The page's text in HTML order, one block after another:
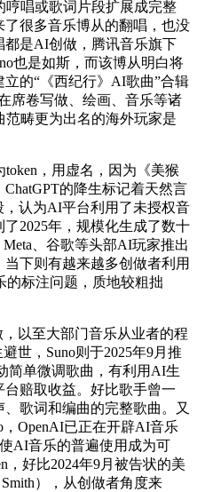
唱或歌词片段扩展成完整
很多音乐博从的翻唱，也没
是AI创做，腾讯音乐旗下
也是如斯，而该博从明白将
的“《西纪行》AI歌曲”合辑
席卷写做、绘画、音乐等诸
畴更为出名的海外玩家是
，用虚名，因为《美猴
的降生标记着天然言
认为AI平台利用了未授权音
2025年，规模化生成了数十
、谷歌等头部AI玩家推出
下则有越来越多创做者利用
标注问题，质地较粗拙
以至大部门音乐从业者的程
世，Suno则于2025年9月推
简单微调歌曲，有利用AI生
赔取收益。好比歌手曾一
歌词和编曲的完整歌曲。又
，OpenAI已正在开辟AI音乐
AI音乐的普遍使用成为可
，好比2024年9月被告状的美
），从创做者角度来